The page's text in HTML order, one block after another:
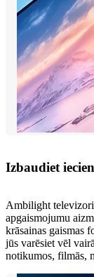
Izbaudiet
Ambilight
apgaismojumu
krāsainas gaismas
jūs varēsiet vēl
notikumos, filmās,